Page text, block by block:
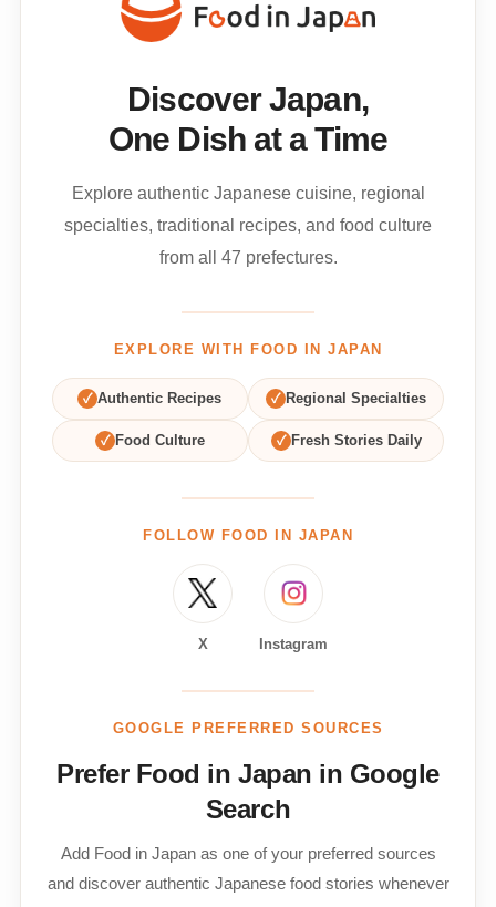
Discover Japan,
One Dish at a Time
Explore authentic Japanese cuisine, regional
specialties, traditional recipes, and food culture
from all 47 prefectures.
EXPLORE WITH FOOD IN JAPAN
✓ Authentic Recipes ✓ Regional Specialties
✓ Food Culture ✓ Fresh Stories Daily
FOLLOW FOOD IN JAPAN
X Instagram
GOOGLE PREFERRED SOURCES
Prefer Food in Japan in Google
Search
Add Food in Japan as one of your preferred sources
and discover authentic Japanese food stories whenever